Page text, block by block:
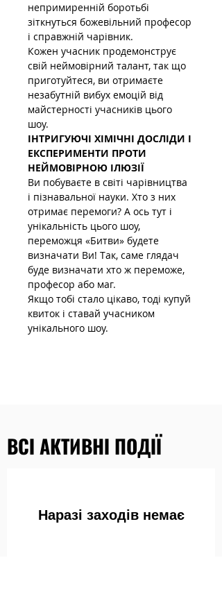
непримиренній боротьбі
зіткнуться божевільний професор
і справжній чарівник.
Кожен учасник продемонструє
свій неймовірний талант, так що
приготуйтеся, ви отримаєте
незабутній вибух емоцій від
майстерності учасників цього
шоу.
ІНТРИГУЮЧІ ХІМІЧНІ ДОСЛІДИ І
ЕКСПЕРИМЕНТИ ПРОТИ
НЕЙМОВІРНОЮ ІЛЮЗІЇ
Ви побуваєте в світі чарівництва
і пізнавальної науки. Хто з них
отримає перемоги? А ось тут і
унікальність цього шоу,
переможця «Битви» будете
визначати Ви! Так, саме глядач
буде визначати хто ж переможе,
професор або маг.
Якщо тобі стало цікаво, тоді купуй
квиток і ставай учасником
унікального шоу.
ВСІ АКТИВНІ ПОДІЇ
Наразі заходів немає